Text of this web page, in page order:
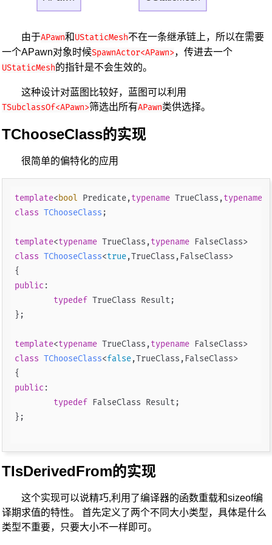
由于APawn和UStaticMesh不在一条继承链上，所以在需要
一个APawn对象时候SpawnActor<APawn>，传进去一个
UStaticMesh的指针是不会生效的。
这种设计对蓝图比较好，蓝图可以利用
TSubclassOf<APawn>筛选出所有APawn类供选择。
TChooseClass的实现
很简单的偏特化的应用
template<bool Predicate,typename TrueClass,typename
class TChooseClass ;
template<typename TrueClass,typename
FalseClass>
class TChooseClass<true,TrueClass,FalseClass>
public :
typedef TrueClass Result;
};
template<typename TrueClass,typename
FalseClass>
class TChooseClass<false,TrueClass,FalseClass>
public :
typedef FalseClass Result;
};
TIsDerivedFrom的实现
这个实现可以说精巧,利用了编译器的函数重载和sizeof编
译期求值的特性。 首先定义了两个不同大小类型，具体是什么
类型不重要，只要大小不一样即可。